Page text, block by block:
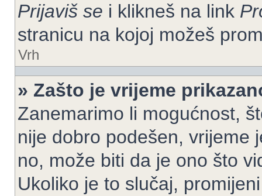
Prijaviš se i klikneš na link
stranicu na kojoj možeš
Vrh
» Zašto je vrijeme
Zanemarimo li mogućnost,
nije dobro podešen, vrijeme
no, može biti da je ono što
Ukoliko je to slučaj,